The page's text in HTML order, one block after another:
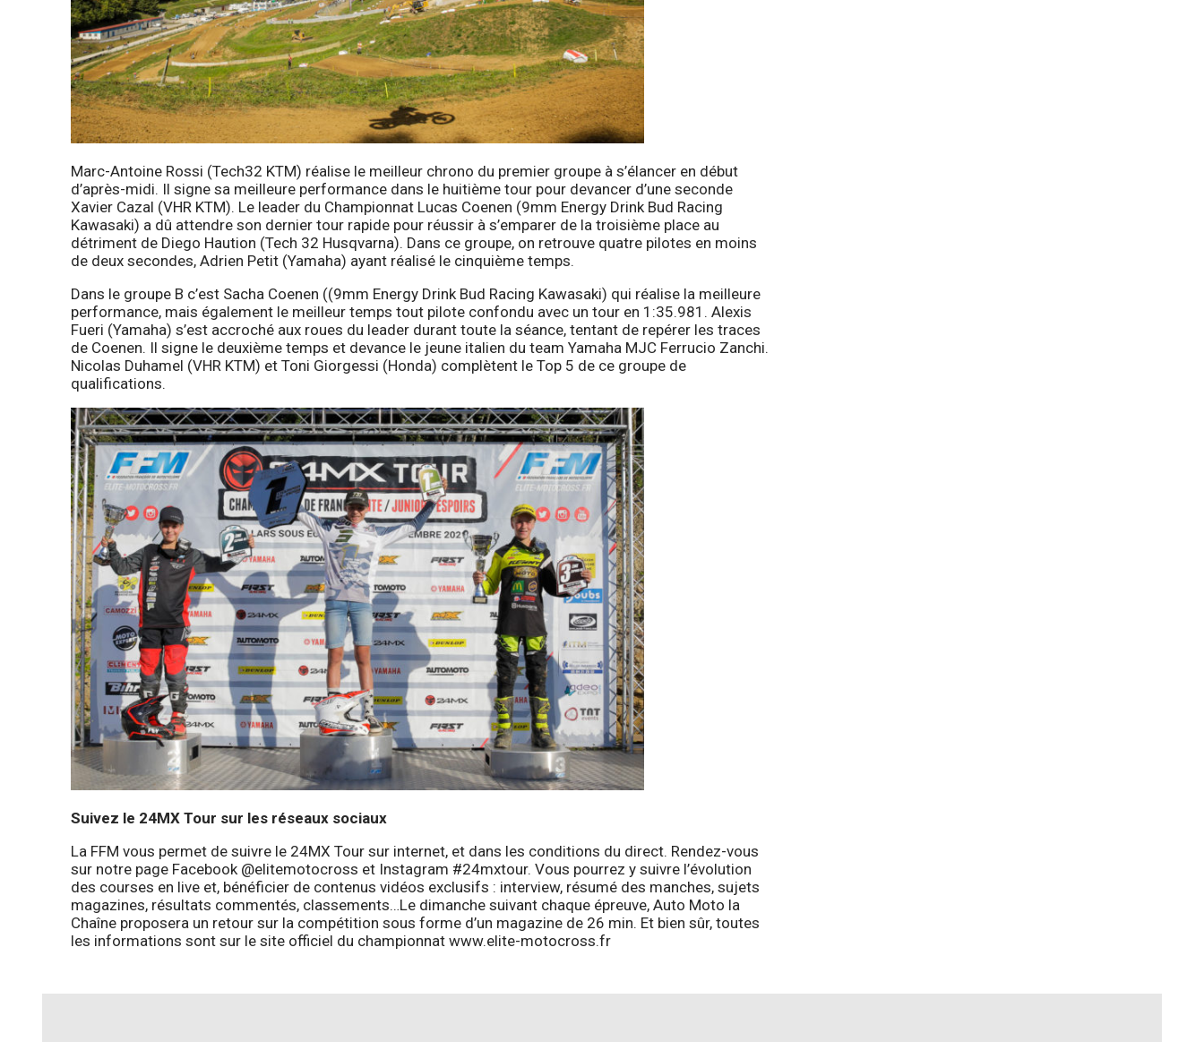
Marc-Antoine Rossi (Tech32 KTM) réalise le meilleur chrono du premier groupe à s’élancer en début
d’après-midi. Il signe sa meilleure performance dans le huitième tour pour devancer d’une seconde
Xavier Cazal (VHR KTM). Le leader du Championnat Lucas Coenen (9mm Energy Drink Bud Racing
Kawasaki) a dû attendre son dernier tour rapide pour réussir à s’emparer de la troisième place au
détriment de Diego Haution (Tech 32 Husqvarna). Dans ce groupe, on retrouve quatre pilotes en moins
de deux secondes, Adrien Petit (Yamaha) ayant réalisé le cinquième temps.
Dans le groupe B c’est Sacha Coenen ((9mm Energy Drink Bud Racing Kawasaki) qui réalise la meilleure
performance, mais également le meilleur temps tout pilote confondu avec un tour en 1:35.981. Alexis
Fueri (Yamaha) s’est accroché aux roues du leader durant toute la séance, tentant de repérer les traces
de Coenen. Il signe le deuxième temps et devance le jeune italien du team Yamaha MJC Ferrucio Zanchi.
Nicolas Duhamel (VHR KTM) et Toni Giorgessi (Honda) complètent le Top 5 de ce groupe de
qualifications.
Suivez le 24MX Tour sur les réseaux sociaux
La FFM vous permet de suivre le 24MX Tour sur internet, et dans les conditions du direct. Rendez-vous
sur notre page Facebook @elitemotocross et Instagram #24mxtour. Vous pourrez y suivre l’évolution
des courses en live et, bénéficier de contenus vidéos exclusifs : interview, résumé des manches, sujets
magazines, résultats commentés, classements…Le dimanche suivant chaque épreuve, Auto Moto la
Chaîne proposera un retour sur la compétition sous forme d’un magazine de 26 min. Et bien sûr, toutes
les informations sont sur le site officiel du championnat www.elite-motocross.fr